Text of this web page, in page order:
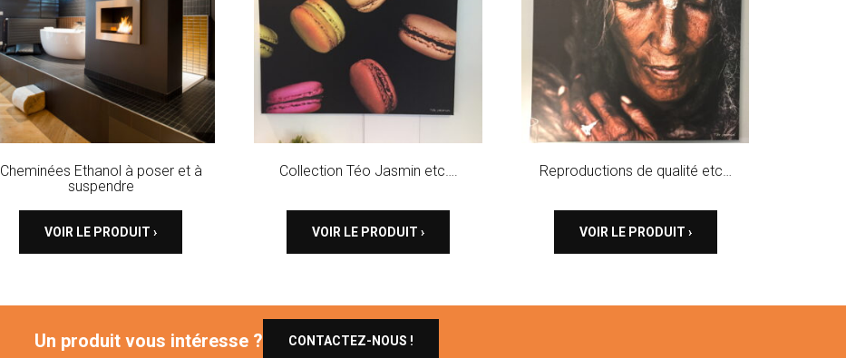
Cheminées Ethanol à poser et à
suspendre
VOIR LE PRODUIT ›
Collection Téo Jasmin etc….
VOIR LE PRODUIT ›
Reproductions de qualité etc…
VOIR LE PRODUIT ›
Un produit vous intéresse ? CONTACTEZ-NOUS !